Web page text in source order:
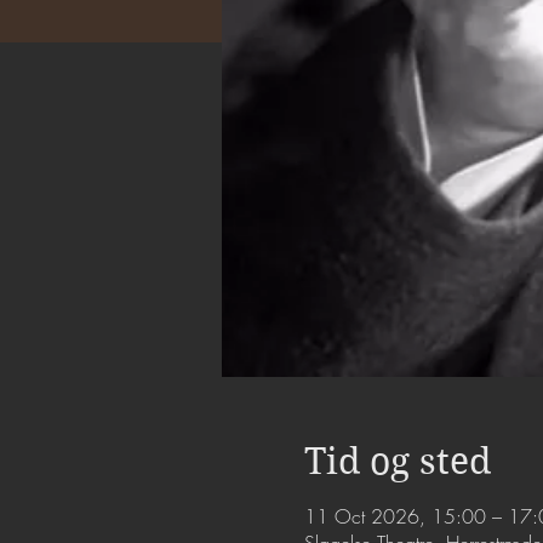
Tid og sted
11 Oct 2026, 15:00 –